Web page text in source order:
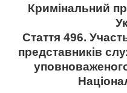
Кримінальний
Стаття 496.
представників